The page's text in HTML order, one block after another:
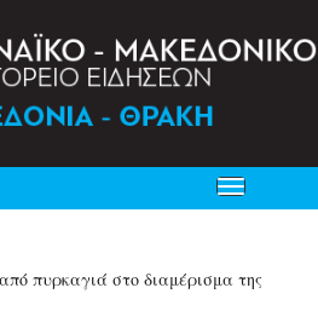
Toggle
navigation
πυρκαγιά στο διαμέρισμα της